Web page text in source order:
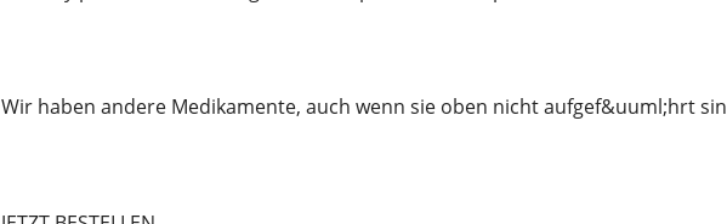
Wir haben andere Medikamente, auch wenn sie oben nicht aufgef&uuml;hrt